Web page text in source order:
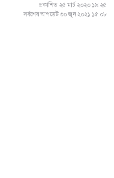
প্রকাশিত ২৫ মার্চ ২০২০ ১৯:২৫
সর্বশেষ আপডেট ৩০ জুন ২০২১ ১৫:০৮